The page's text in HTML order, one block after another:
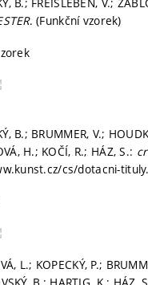
B.; FREISLEBEN, V.;
. (Funkční vzorek)
B.; BRUMMER, V.;
H.; KOČÍ, R.; HÁZ, S.:
cs/dotacni-
L.; KOPECKÝ, P.;